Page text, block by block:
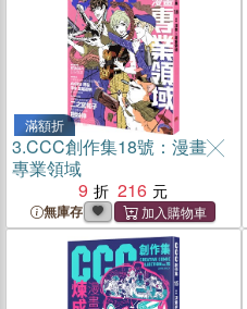
滿額折
3.CCC創作集18號：漫畫╳
專業領域
9
216
無庫存